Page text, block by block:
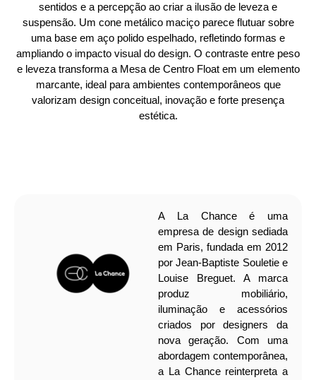
sentidos e a percepção ao criar a ilusão de leveza e
suspensão. Um cone metálico maciço parece flutuar sobre
uma base em aço polido espelhado, refletindo formas e
ampliando o impacto visual do design. O contraste entre peso
e leveza transforma a Mesa de Centro Float em um elemento
marcante, ideal para ambientes contemporâneos que
valorizam design conceitual, inovação e forte presença
estética.
A La Chance é uma
empresa de design sediada
em Paris, fundada em 2012
por Jean-Baptiste Souletie e
Louise Breguet. A marca
produz mobiliário,
iluminação e acessórios
criados por designers da
nova geração. Com uma
abordagem contemporânea,
a La Chance reinterpreta a